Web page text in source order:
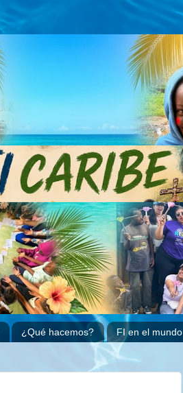
¿Qué hacemos? FI en el mundo